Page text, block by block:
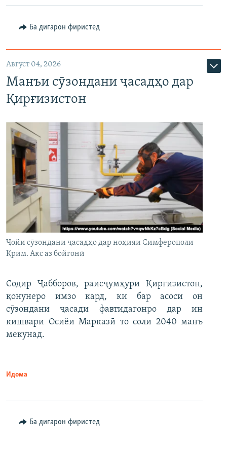
Ба дигарон фиристед
Август 04, 2026
Манъи сӯзондани ҷасадҳо дар
Қирғизистон
Ҷойи сӯзондани ҷасадҳо дар ноҳияи Симферополи
Қрим. Акс аз бойгонӣ
Содир Ҷабборов, раисҷумҳури Қирғизистон,
қонунеро имзо кард, ки бар асоси он
сӯзондани ҷасади фавтидагонро дар ин
кишвари Осиёи Марказӣ то соли 2040 манъ
мекунад.
Идома
Ба дигарон фиристед